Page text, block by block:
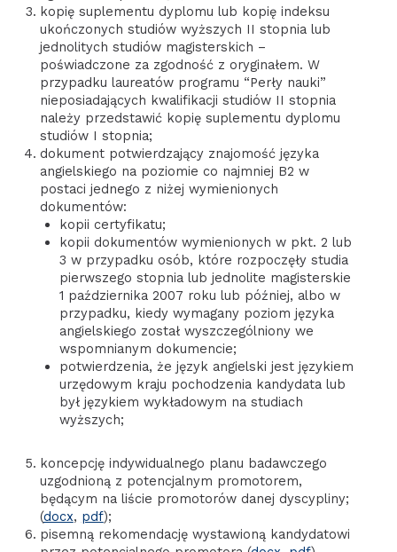
kopię suplementu dyplomu lub kopię indeksu
ukończonych studiów wyższych II stopnia lub
jednolitych studiów magisterskich –
poświadczone za zgodność z oryginałem. W
przypadku laureatów programu “Perły nauki”
nieposiadających kwalifikacji studiów II stopnia
należy przedstawić kopię suplementu dyplomu
studiów I stopnia;
dokument potwierdzający znajomość języka
angielskiego na poziomie co najmniej B2 w
postaci jednego z niżej wymienionych
dokumentów:
kopii certyfikatu;
kopii dokumentów wymienionych w pkt. 2 lub
3 w przypadku osób, które rozpoczęły studia
pierwszego stopnia lub jednolite magisterskie
1 października 2007 roku lub później, albo w
przypadku, kiedy wymagany poziom języka
angielskiego został wyszczególniony we
wspomnianym dokumencie;
potwierdzenia, że język angielski jest językiem
urzędowym kraju pochodzenia kandydata lub
był językiem wykładowym na studiach
wyższych;
koncepcję indywidualnego planu badawczego
uzgodnioną z potencjalnym promotorem,
będącym na liście promotorów danej dyscypliny;
(docx, pdf);
pisemną rekomendację wystawioną kandydatowi